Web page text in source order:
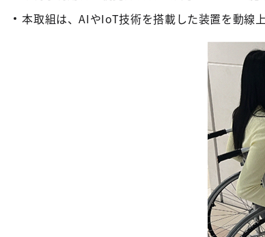
本取組は、AIやIoT技術を搭載した装置を動線